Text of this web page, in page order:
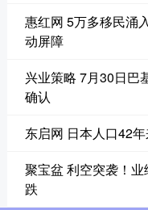
惠红网 5万多移民涌
动屏障
兴业策略 7月30日巴
确认
东启网 日本人口42
聚宝盆 利空突袭！
跌